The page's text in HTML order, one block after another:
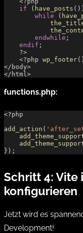
    if
( have_posts
        while
(
        endwhile
;
    endif
;
    ?>
    <?php
wp_footer
</body>
</html>
functions.php:
<?php
add_action (
});
Schritt 4:
konfigurieren
Jetzt wird es
Development!